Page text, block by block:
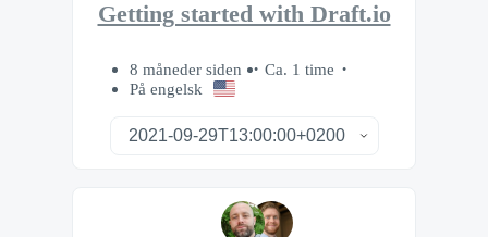
Getting started with Draft.io
8 måneder siden
Ca. 1 time
På engelsk